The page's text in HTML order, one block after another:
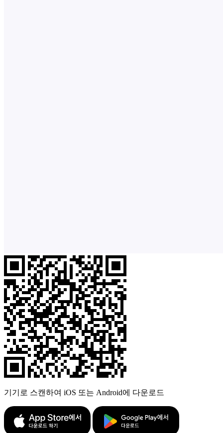
기기로 스캔하여 iOS 또는 Android에 다운로드